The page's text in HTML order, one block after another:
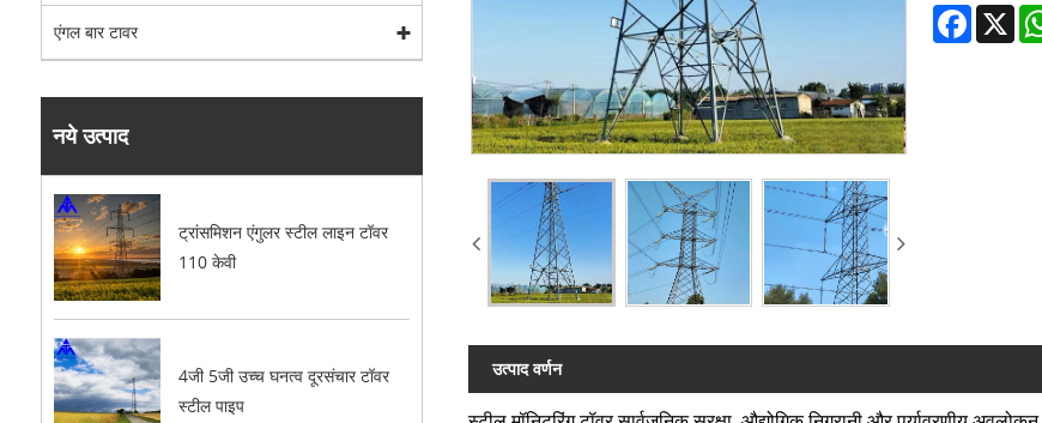
एंगल बार टावर
नये उत्पाद
ट्रांसमिशन एंगुलर स्टील लाइन टॉवर
110 केवी
4जी 5जी उच्च घनत्व दूरसंचार टॉवर
स्टील पाइप
X
उत्पाद वर्णन